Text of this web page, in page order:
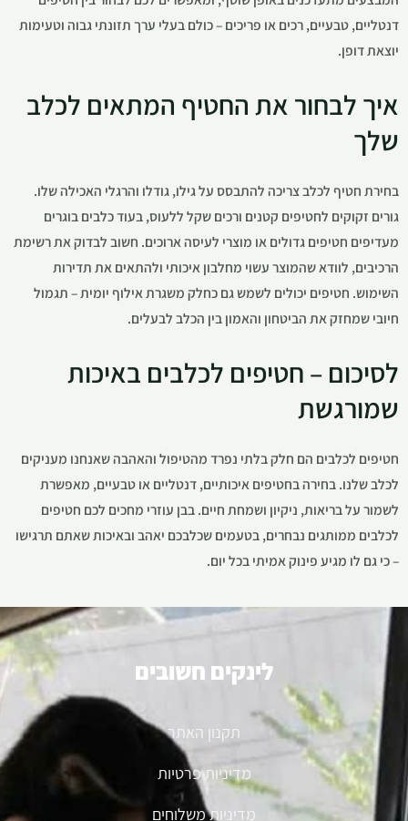
דנטליים, טבעיים, רכים או פריכים – כולם בעלי ערך תזונתי גבוה וטעימות
יוצאת דופן.
איך לבחור את החטיף המתאים לכלב
שלך
בחירת חטיף לכלב צריכה להתבסס על גילו, גודלו והרגלי האכילה שלו.
גורים זקוקים לחטיפים קטנים ורכים שקל ללעוס, בעוד כלבים בוגרים
מעדיפים חטיפים גדולים או מוצרי לעיסה ארוכים. חשוב לבדוק את רשימת
הרכיבים, לוודא שהמוצר עשוי מחלבון איכותי ולהתאים את תדירות
השימוש. חטיפים יכולים לשמש גם כחלק משגרת אילוף יומית – תגמול
חיובי שמחזק את הביטחון והאמון בין הכלב לבעלים.
לסיכום – חטיפים לכלבים באיכות
שמורגשת
חטיפים לכלבים הם חלק בלתי נפרד מהטיפול והאהבה שאנחנו מעניקים
לכלב שלנו. בחירה בחטיפים איכותיים, דנטליים או טבעיים, מאפשרת
לשמור על בריאות, ניקיון ושמחת חיים. בבן עוזרי מחכים לכם חטיפים
לכלבים ממותגים נבחרים, בטעמים שכלבכם יאהב ובאיכות שאתם תרגישו
– כי גם לו מגיע פינוק אמיתי בכל יום.
לינקים חשובים
תקנון האתר
מדיניות פרטיות
מדיניות משלוחים